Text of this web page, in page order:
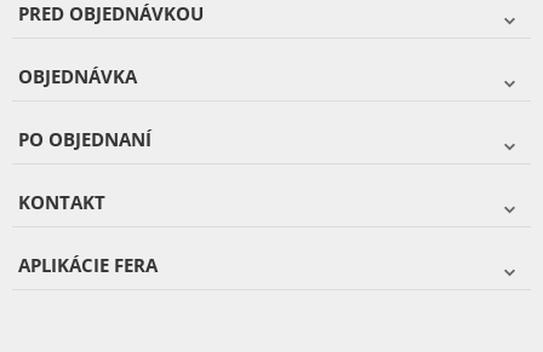
PRED OBJEDNÁVKOU
OBJEDNÁVKA
PO OBJEDNANÍ
KONTAKT
APLIKÁCIE FERA